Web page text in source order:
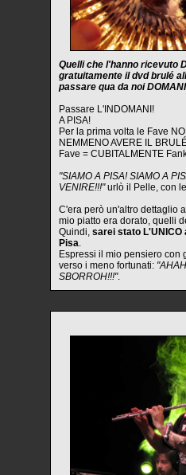
Quelli che l'hanno ricevuto
gratuitamente il dvd brulé
passare qua da noi
Passare L'INDOMANI!
A PISA!
Per la prima volta le Fave
NEMMENO AVERE IL
Fave = CUBITALMENTE
"SIAMO A PISA! SIAMO A
VENIRE!!!"urlò il Pelle, con
C'era però un'altro dettaglio
mio piatto era dorato, quelli
Quindi, sarei stato L'UNICO
Pisa
Espressi il mio pensiero con
verso i meno fortunati:
SBORROH!!!".